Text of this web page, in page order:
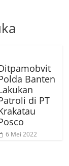
Banten
di PT
6 Mei 2022